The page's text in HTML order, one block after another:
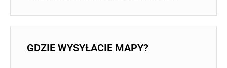
GDZIE WYSYŁACIE MAPY?